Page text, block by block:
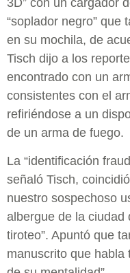
“soplador negro” que
en su mochila, de
Tisch dijo a los
encontrado con un
consistentes con el
refiriéndose a un
de un arma de fuego.
La “identificación
señaló Tisch,
nuestro sospechoso
albergue de la ciudad
tiroteo”. Apuntó que
manuscrito que habla